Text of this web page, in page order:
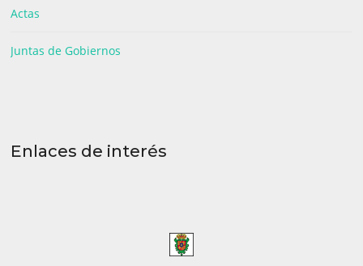
Actas
Juntas de Gobiernos
Enlaces de interés